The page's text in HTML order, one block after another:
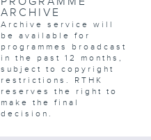
ARCHIVE
Archive service will
be available for
programmes broadcast
in the past 12 months,
subject to copyright
restrictions. RTHK
reserves the right to
make the final
decision.